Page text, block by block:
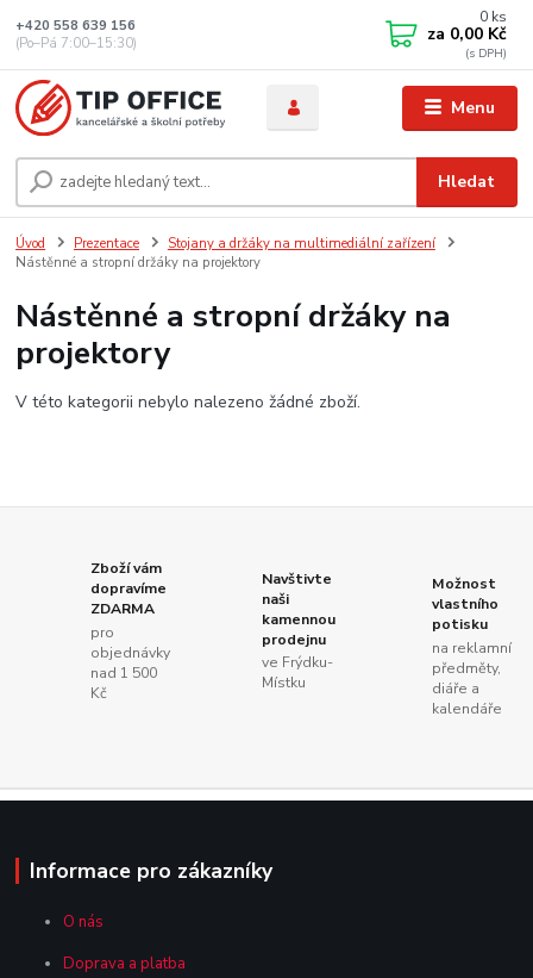
Menu
Hledat
+420 558 639 156
(Po–Pá 7:00–15:30)
0 ks
za 0,00 Kč
Úvod Prezentace
Stojany a držáky na multimediální zařízení
Nástěnné a stropní držáky na projektory
Nástěnné a stropní držáky na
projektory
V této kategorii nebylo nalezeno žádné zboží.
Zboží vám
dopravíme
ZDARMA
pro
objednávky
nad 1 500
Kč
Navštivte
naši
kamennou
prodejnu
ve Frýdku-
Místku
Možnost
vlastního
potisku
na reklamní
předměty,
diáře a
kalendáře
Informace pro zákazníky
O nás
Doprava a platba